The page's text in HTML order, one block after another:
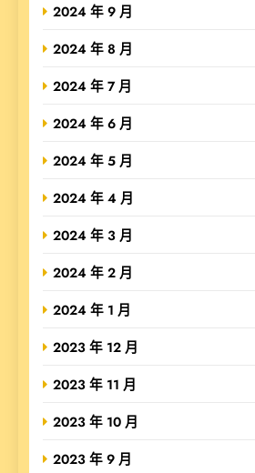
2024 年 9 月
2024 年 8 月
2024 年 7 月
2024 年 6 月
2024 年 5 月
2024 年 4 月
2024 年 3 月
2024 年 2 月
2024 年 1 月
2023 年 12 月
2023 年 11 月
2023 年 10 月
2023 年 9 月